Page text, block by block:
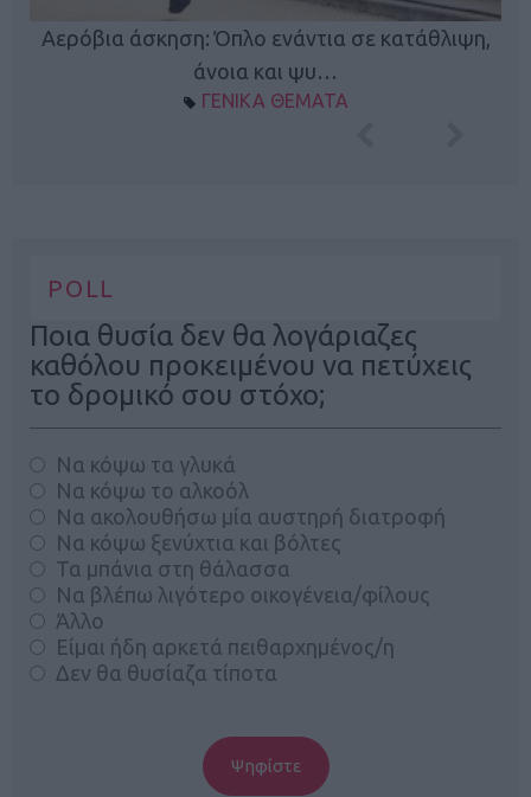
Αερόβια άσκηση: Όπλο ενάντια σε κατάθλιψη,
άνοια και ψυ…
ΓΕΝΙΚΑ ΘΕΜΑΤΑ
POLL
Ποια θυσία δεν θα λογάριαζες
καθόλου προκειμένου να πετύχεις
το δρομικό σου στόχο;
Να κόψω τα γλυκά
Να κόψω το αλκοόλ
Να ακολουθήσω μία αυστηρή διατροφή
Να κόψω ξενύχτια και βόλτες
Τα μπάνια στη θάλασσα
Να βλέπω λιγότερο οικογένεια/φίλους
Άλλο
Είμαι ήδη αρκετά πειθαρχημένος/η
Δεν θα θυσίαζα τίποτα